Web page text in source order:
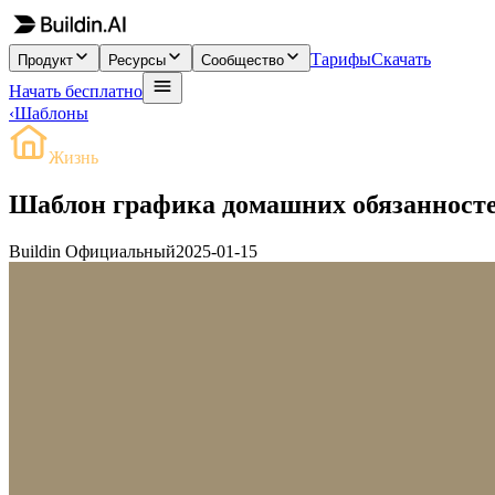
Продукт Ресурсы Сообщество ТарифыСкачать
Начать бесплатно
‹Шаблоны
Жизнь
Шаблон графика домашних
Buildin Официальный2025-01-15